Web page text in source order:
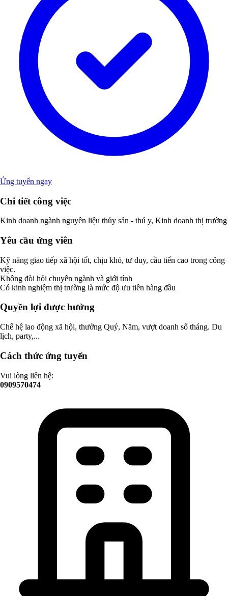
Ứng tuyển ngay
Chi tiết công việc
Kinh doanh ngành nguyên liệu thủy sản - thú y, Kinh doanh thị trường
Yêu cầu ứng viên
Kỹ năng giao tiếp xã hội tốt, chịu khó, tư duy, cầu tiến cao trong công
việc.
Không đòi hỏi chuyên ngành và giới tính
Có kinh nghiệm thị trường là mức độ ưu tiên hàng đầu
Quyền lợi được hưởng
Chế hệ lao động xã hội, thưởng Quý, Năm, vượt doanh số tháng. Du
lịch, party,...
Cách thức ứng tuyển
Vui lòng liên hệ:
0909570474